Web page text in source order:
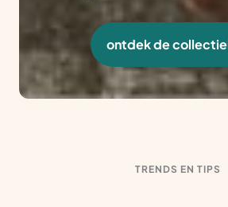
ontdek de collectie
TRENDS EN TIPS